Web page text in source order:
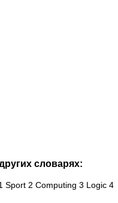
словарях:
2 Computing 3 Logic 4